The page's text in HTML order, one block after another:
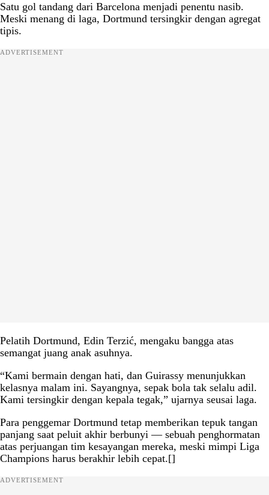
Satu gol tandang dari Barcelona menjadi penentu nasib.
Meski menang di laga, Dortmund tersingkir dengan agregat
tipis.
ADVERTISEMENT
Pelatih Dortmund, Edin Terzić, mengaku bangga atas
semangat juang anak asuhnya.
“Kami bermain dengan hati, dan Guirassy menunjukkan
kelasnya malam ini. Sayangnya, sepak bola tak selalu adil.
Kami tersingkir dengan kepala tegak,” ujarnya seusai laga.
Para penggemar Dortmund tetap memberikan tepuk tangan
panjang saat peluit akhir berbunyi — sebuah penghormatan
atas perjuangan tim kesayangan mereka, meski mimpi Liga
Champions harus berakhir lebih cepat.[]
ADVERTISEMENT